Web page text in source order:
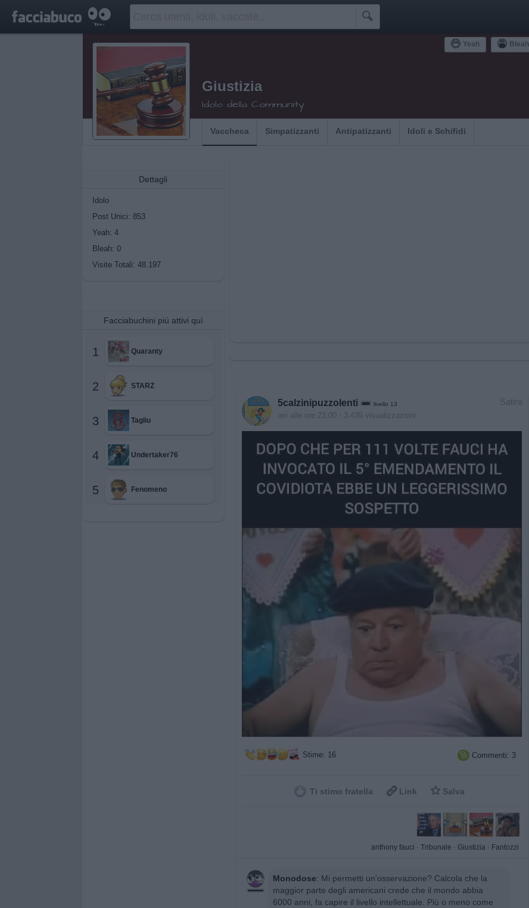

Yeah Bleah
Giustizia
Idolo della Community
Vaccheca Simpatizzanti Antipatizzanti Idoli e Schifidi
Dettagli
Idolo
Post Unici: 853
Yeah: 4
Bleah: 0
Visite Totali: 48.197
Facciabuchini più attivi quì
1 Quaranty
2 STARZ
3 Tagliu
4 Undertaker76
5 Fenomeno
Satira
5calzinipuzzolenti livello 13
ieri alle ore 23:00 - 3.435 visualizzazioni
Stime: 16  Commenti: 3
Ti stimo fratella  Link  Salva
anthony fauci · Tribunale · Giustizia · Fantozzi
Monodose: Mi permetti un'osservazione? Calcola che la
maggior parte degli americani crede che il mondo abbia
6000 anni, fa capire il livello intellettuale. Più o meno come